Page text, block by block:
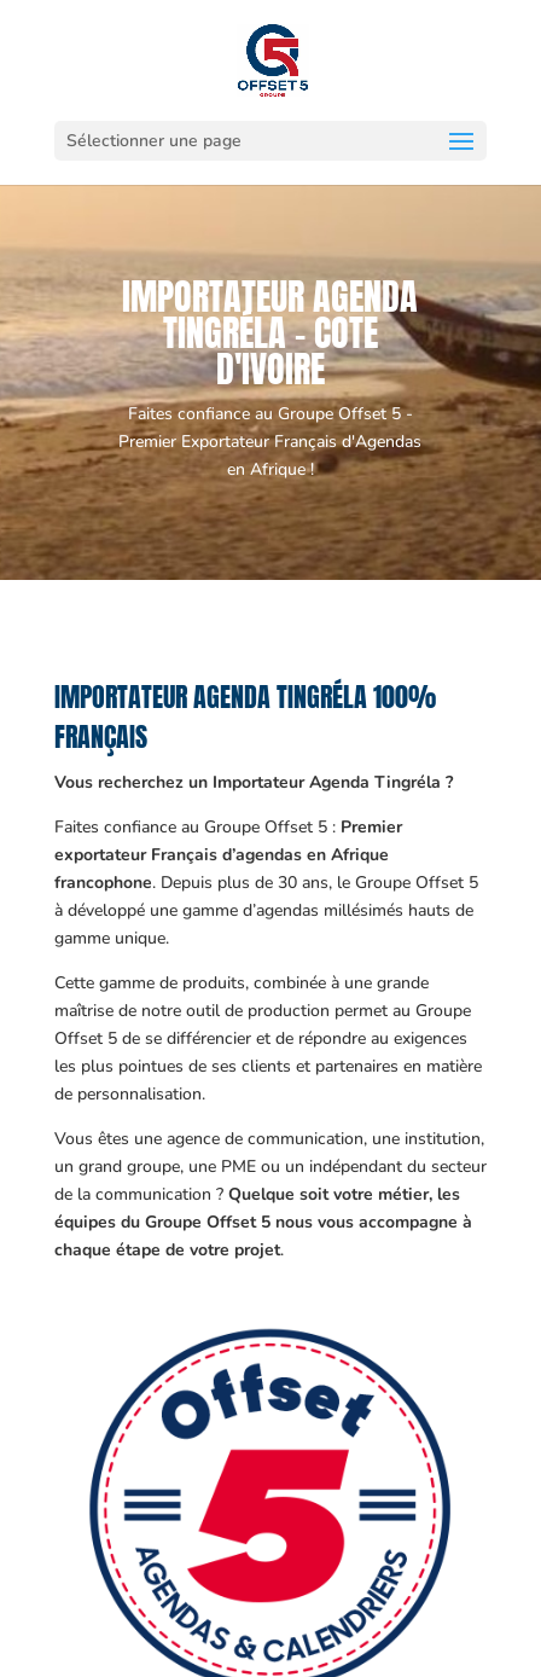
Sélectionner une page
IMPORTATEUR AGENDA
TINGRÉLA - COTE
D'IVOIRE
Faites confiance au Groupe Offset 5 -
Premier Exportateur Français d'Agendas
en Afrique !
IMPORTATEUR AGENDA TINGRÉLA 100%
FRANÇAIS
Vous recherchez un Importateur Agenda Tingréla ?
Faites confiance au Groupe Offset 5 : Premier
exportateur Français d’agendas en Afrique
francophone. Depuis plus de 30 ans, le Groupe Offset 5
à développé une gamme d’agendas millésimés hauts de
gamme unique.
Cette gamme de produits, combinée à une grande
maîtrise de notre outil de production permet au Groupe
Offset 5 de se différencier et de répondre au exigences
les plus pointues de ses clients et partenaires en matière
de personnalisation.
Vous êtes une agence de communication, une institution,
un grand groupe, une PME ou un indépendant du secteur
de la communication ? Quelque soit votre métier, les
équipes du Groupe Offset 5 nous vous accompagne à
chaque étape de votre projet.